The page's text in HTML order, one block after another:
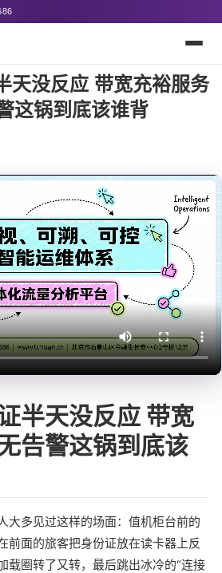
天没反应 带宽充裕服务
这锅到底该谁背
半天没反应 带宽
告警这锅到底该
大多见过这样的场面：值机柜台前的
前面的旅客把身份证放在读卡器上反
载圈转了又转，最后跳出冰冷的“连接